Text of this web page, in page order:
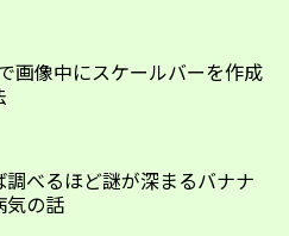
画像中にスケールバーを作成
調べるほど謎が深まるバナナ
気の話